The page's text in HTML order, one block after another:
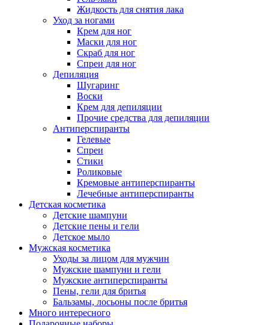
Жидкость для снятия лака
Уход за ногами
Крем для ног
Маски для ног
Скраб для ног
Спреи для ног
Депиляция
Шугаринг
Воски
Крем для депиляции
Прочие средства для депиляции
Антиперспиранты
Гелевые
Спреи
Стики
Роликовые
Кремовые антиперспиранты
Лечебные антиперспиранты
Детская косметика
Детские шампуни
Детские пены и гели
Детское мыло
Мужская косметика
Уходы за лицом для мужчин
Мужские шампуни и гели
Мужские антиперспиранты
Пены, гели для бритья
Бальзамы, лосьоны после бритья
Много интересного